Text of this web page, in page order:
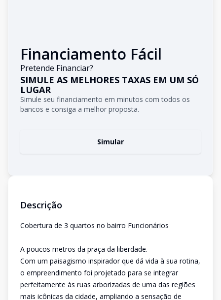
Financiamento Fácil
Pretende Financiar?
SIMULE AS MELHORES TAXAS EM UM SÓ
LUGAR
Simule seu financiamento em minutos com todos os
bancos e consiga a melhor proposta.
Simular
Descrição
Cobertura de 3 quartos no bairro Funcionários
A poucos metros da praça da liberdade.
Com um paisagismo inspirador que dá vida à sua rotina,
o empreendimento foi projetado para se integrar
perfeitamente às ruas arborizadas de uma das regiões
mais icônicas da cidade, ampliando a sensação de